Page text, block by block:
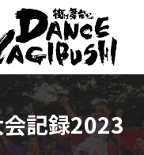
記録2023